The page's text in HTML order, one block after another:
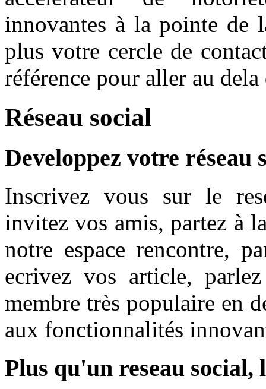
innovantes à la pointe de
plus votre cercle de
référence pour aller au
Réseau social
Developpez votre réseau
Inscrivez vous sur le
invitez vos amis, partez à
notre espace rencontre,
ecrivez vos article,
membre très populaire en
aux fonctionnalités
Plus qu'un reseau social,